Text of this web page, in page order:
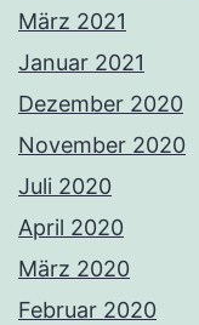
März 2021
Januar 2021
Dezember 2020
November 2020
Juli 2020
April 2020
März 2020
Februar 2020